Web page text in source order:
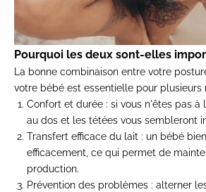
Pourquoi les deux sont-elles
La bonne combinaison entre votre
votre bébé est essentielle pour plusieurs
Confort et durée : si vous n'êtes pas à
au dos et les tétées vous sembleront
Transfert efficace du lait : un bébé
efficacement, ce qui permet de
production.
Prévention des problèmes : alterner